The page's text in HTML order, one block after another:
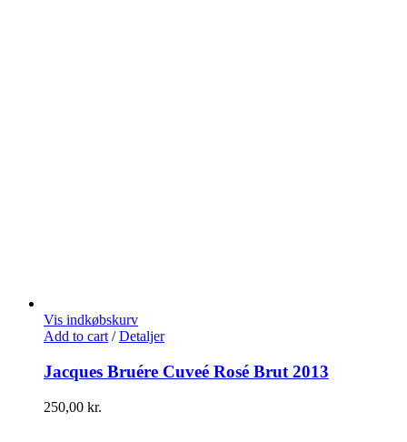
Vis indkøbskurv
Add to cart / Detaljer
Jacques Bruére Cuveé Rosé Brut 2013
250,00 kr.